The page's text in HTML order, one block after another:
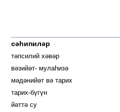
сәһипиләр
тәпсилий хәвәр
вәзийәт- мулаһизә
мәдәнийәт вә тарих
тарих-бүгүн
йәттә су